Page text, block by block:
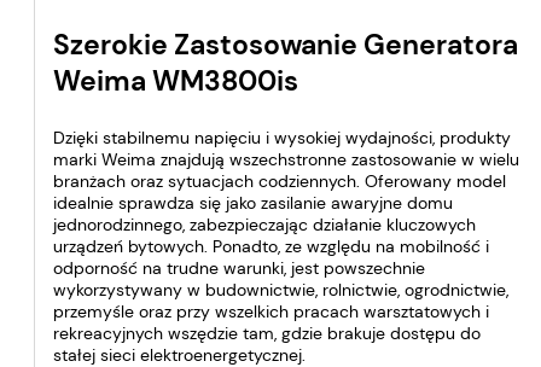
Szerokie Zastosowanie Generatora
Weima WM3800is
Dzięki stabilnemu napięciu i wysokiej wydajności, produkty
marki Weima znajdują wszechstronne zastosowanie w wielu
branżach oraz sytuacjach codziennych. Oferowany model
idealnie sprawdza się jako zasilanie awaryjne domu
jednorodzinnego, zabezpieczając działanie kluczowych
urządzeń bytowych. Ponadto, ze względu na mobilność i
odporność na trudne warunki, jest powszechnie
wykorzystywany w budownictwie, rolnictwie, ogrodnictwie,
przemyśle oraz przy wszelkich pracach warsztatowych i
rekreacyjnych wszędzie tam, gdzie brakuje dostępu do
stałej sieci elektroenergetycznej.